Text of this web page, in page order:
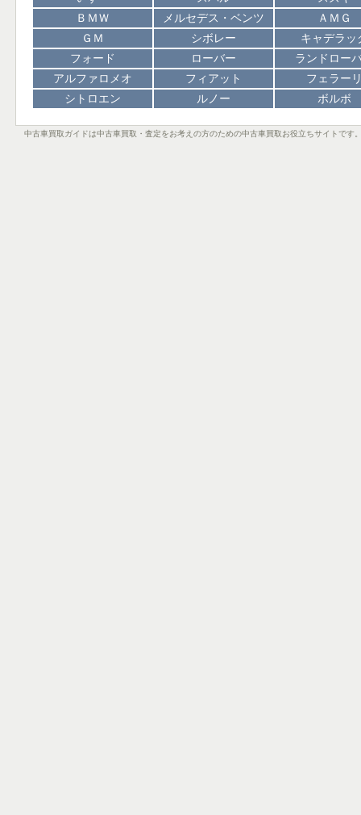
ＢＭＷ
メルセデス・ベンツ
ＡＭＧ
ＧＭ
シボレー
キャデラッ
フォード
ローバー
ランドロー
アルファロメオ
フィアット
フェラー
シトロエン
ルノー ボルボ
中古車買取ガイドは中古車買取・査定をお考えの方のための中古車買取お役立ちサイトです